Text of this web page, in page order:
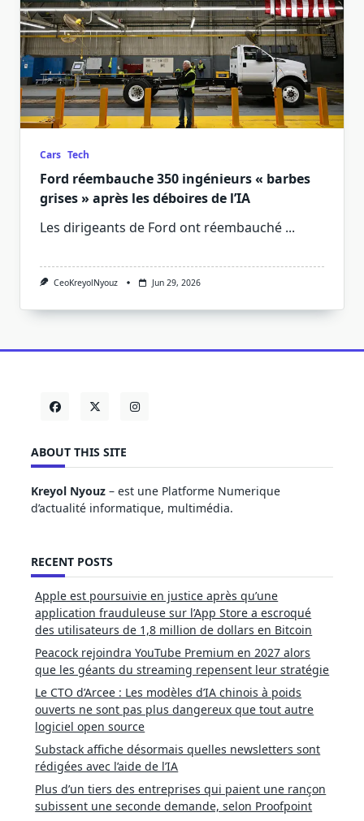
Cars Tech
Ford réembauche 350 ingénieurs « barbes
grises » après les déboires de l’IA
Les dirigeants de Ford ont réembauché ...
CeoKreyolNyouz Jun 29, 2026
ABOUT THIS SITE
Kreyol Nyouz – est une Platforme Numerique
d’actualité informatique, multimédia.
RECENT POSTS
Apple est poursuivie en justice après qu’une
application frauduleuse sur l’App Store a escroqué
des utilisateurs de 1,8 million de dollars en Bitcoin
Peacock rejoindra YouTube Premium en 2027 alors
que les géants du streaming repensent leur stratégie
Le CTO d’Arcee : Les modèles d’IA chinois à poids
ouverts ne sont pas plus dangereux que tout autre
logiciel open source
Substack affiche désormais quelles newsletters sont
rédigées avec l’aide de l’IA
Plus d’un tiers des entreprises qui paient une rançon
subissent une seconde demande, selon Proofpoint